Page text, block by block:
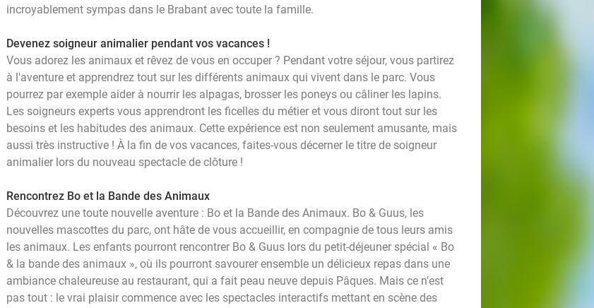
incroyablement sympas dans le Brabant avec toute la famille.
Devenez soigneur animalier pendant vos vacances !
Vous adorez les animaux et rêvez de vous en occuper ? Pendant votre séjour, vous partirez
à l'aventure et apprendrez tout sur les différents animaux qui vivent dans le parc. Vous
pourrez par exemple aider à nourrir les alpagas, brosser les poneys ou câliner les lapins.
Les soigneurs experts vous apprendront les ficelles du métier et vous diront tout sur les
besoins et les habitudes des animaux. Cette expérience est non seulement amusante, mais
aussi très instructive ! À la fin de vos vacances, faites-vous décerner le titre de soigneur
animalier lors du nouveau spectacle de clôture !
Rencontrez Bo et la Bande des Animaux
Découvrez une toute nouvelle aventure : Bo et la Bande des Animaux. Bo & Guus, les
nouvelles mascottes du parc, ont hâte de vous accueillir, en compagnie de tous leurs amis
les animaux. Les enfants pourront rencontrer Bo & Guus lors du petit-déjeuner spécial « Bo
& la bande des animaux », où ils pourront savourer ensemble un délicieux repas dans une
ambiance chaleureuse au restaurant, qui a fait peau neuve depuis Pâques. Mais ce n’est
pas tout : le vrai plaisir commence avec les spectacles interactifs mettant en scène des